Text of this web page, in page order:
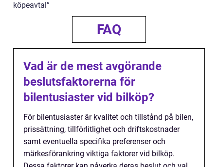
köpeavtal”
FAQ
Vad är de mest avgörande
beslutsfaktorerna för
bilentusiaster vid bilköp?
För bilentusiaster är kvalitet och tillstånd på bilen,
prissättning, tillförlitlighet och driftskostnader
samt eventuella specifika preferenser och
märkesförankring viktiga faktorer vid bilköp.